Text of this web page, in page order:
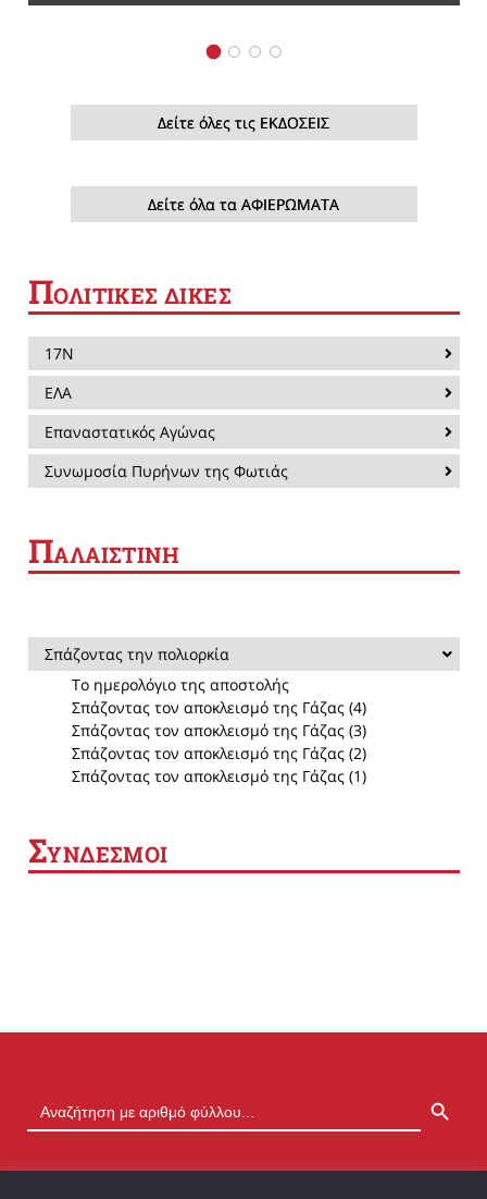
Δείτε όλες τις ΕΚΔΟΣΕΙΣ
Δείτε όλα τα ΑΦΙΕΡΩΜΑΤΑ
ΠΟΛΙΤΙΚΕΣ ΔΙΚΕΣ
17Ν
ΕΛΑ
Επαναστατικός Αγώνας
Συνωμοσία Πυρήνων της Φωτιάς
ΠΑΛΑΙΣΤΙΝΗ
Σπάζοντας την πολιορκία
Το ημερολόγιο της αποστολής
Σπάζοντας τον αποκλεισμό της Γάζας (4)
Σπάζοντας τον αποκλεισμό της Γάζας (3)
Σπάζοντας τον αποκλεισμό της Γάζας (2)
Σπάζοντας τον αποκλεισμό της Γάζας (1)
ΣΥΝΔΕΣΜΟΙ